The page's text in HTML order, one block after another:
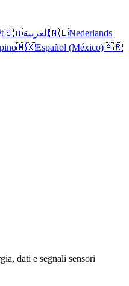
🇸🇦العربية 🇳🇱Nederlands
🇲🇽Español (México)🇦🇷
dati e segnali sensori